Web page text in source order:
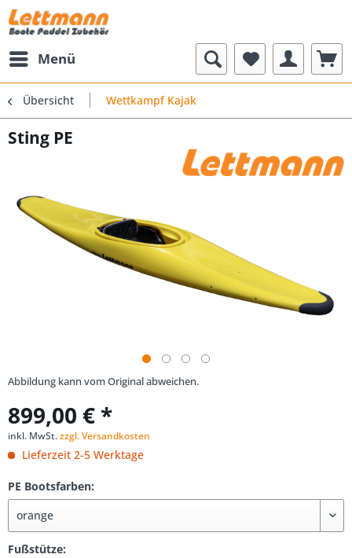
Menü
Übersicht Wettkampf Kajak
Sting PE
Abbildung kann vom Original abweichen.
899,00 € *
inkl. MwSt.zzgl. Versandkosten
Lieferzeit 2-5 Werktage
PE Bootsfarben:
Fußstütze: